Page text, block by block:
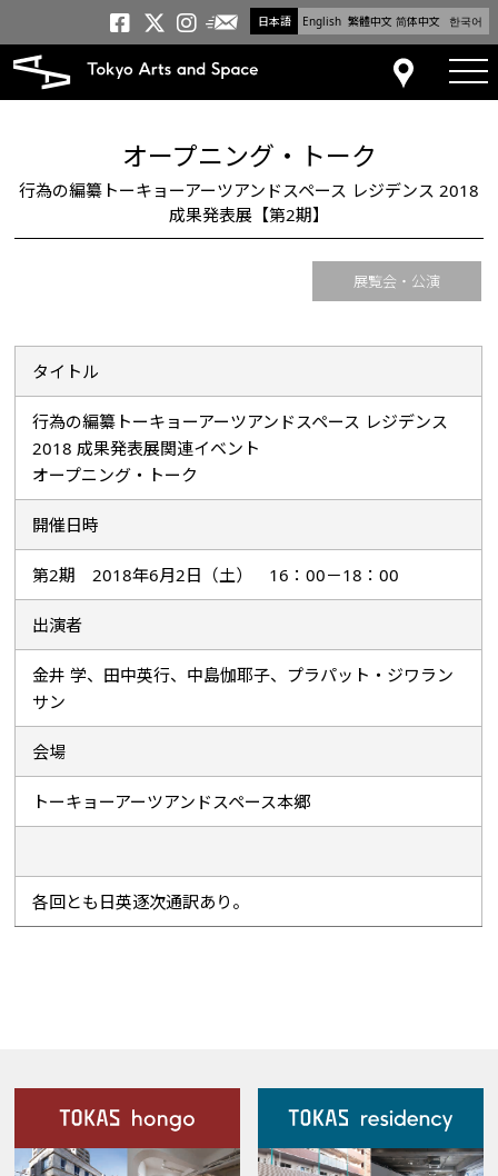
日本語 English 繁體中文 简体中文 한국어
トーキョーアーツアンド
トーキョーアーツアンド
トーキョーアーツア
メールニュース
アクセス
オープニング・トーク
行為の編纂トーキョーアーツアンドスペース レジデンス 2018
成果発表展【第2期】
展覧会・公演
タイトル
行為の編纂トーキョーアーツアンドスペース レジデンス
2018 成果発表展関連イベント
オープニング・トーク
開催日時
第2期 2018年6月2日（土） 16：00－18：00
出演者
金井 学、田中英行、中島伽耶子、プラパット・ジワラン
サン
会場
トーキョーアーツアンドスペース本郷
各回とも日英逐次通訳あり。
施設案内
Our Facilities